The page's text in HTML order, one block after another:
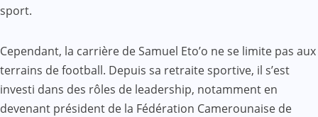
sport.
Cependant, la carrière de Samuel Eto’o ne se limite pas aux
terrains de football. Depuis sa retraite sportive, il s’est
investi dans des rôles de leadership, notamment en
devenant président de la Fédération Camerounaise de